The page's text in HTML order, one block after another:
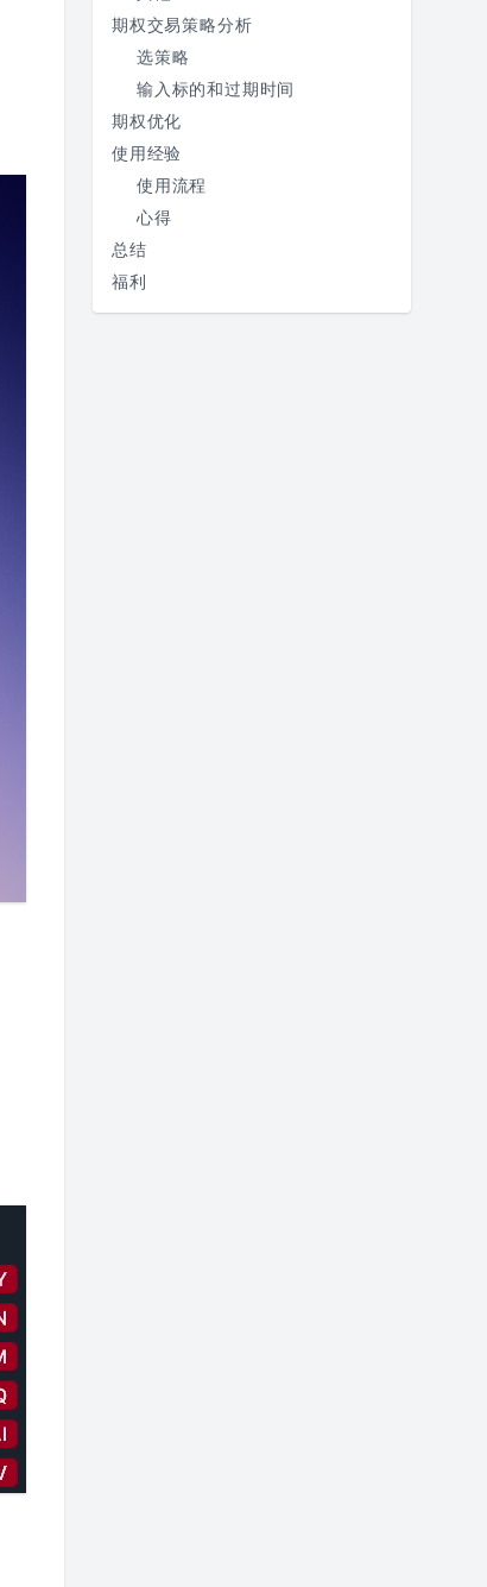
期权交易策略分析
选策略
输入标的和过期时间
期权优化
使用经验
使用流程
心得
总结
福利